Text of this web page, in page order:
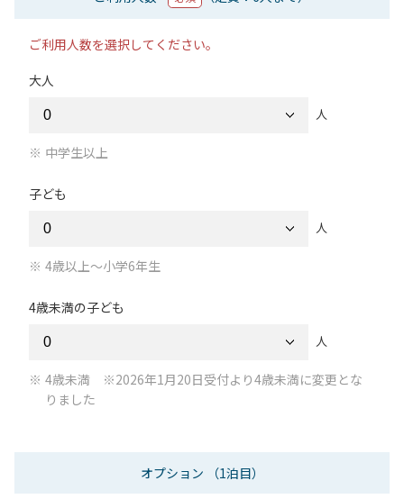
ご利用人数を選択してください。
大人
人
中学生以上
子ども
人
4歳以上～小学6年生
4歳未満の子ども
人
4歳未満 ※2026年1月20日受付より4歳未満に変更とな
りました
オプション （1泊目）